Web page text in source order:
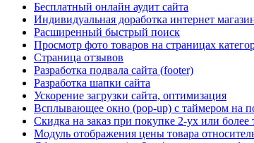
Бесплатный онлайн аудит сайта
Индивидуальная доработка интернет
Расширенный быстрый поиск
Просмотр фото товаров на страницах
Страница отзывов
Разработка подвала сайта (footer)
Разработка шапки сайта
Ускорение загрузки сайта, оптимизация
Всплывающее окно (pop-up) с таймером на
Скидка на заказ при покупке 2-ух или более
Модуль отображения цены товара